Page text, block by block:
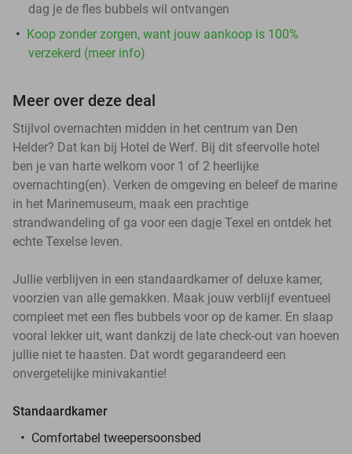
dag je de fles bubbels wil ontvangen
Koop zonder zorgen, want jouw aankoop is 100%
verzekerd (meer info)
Meer over deze deal
Stijlvol overnachten midden in het centrum van Den
Helder? Dat kan bij Hotel de Werf. Bij dit sfeervolle hotel
ben je van harte welkom voor 1 of 2 heerlijke
overnachting(en). Verken de omgeving en beleef de marine
in het Marinemuseum, maak een prachtige
strandwandeling of ga voor een dagje Texel en ontdek het
echte Texelse leven.
Jullie verblijven in een standaardkamer of deluxe kamer,
voorzien van alle gemakken. Maak jouw verblijf eventueel
compleet met een fles bubbels voor op de kamer. En slaap
vooral lekker uit, want dankzij de late check-out van hoeven
jullie niet te haasten. Dat wordt gegarandeerd een
onvergetelijke minivakantie!
Standaardkamer
Comfortabel tweepersoonsbed